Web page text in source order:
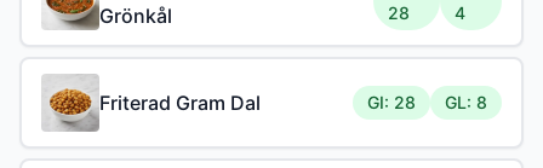
Grönkål
28
4
Friterad Gram Dal GI: 28 GL: 8